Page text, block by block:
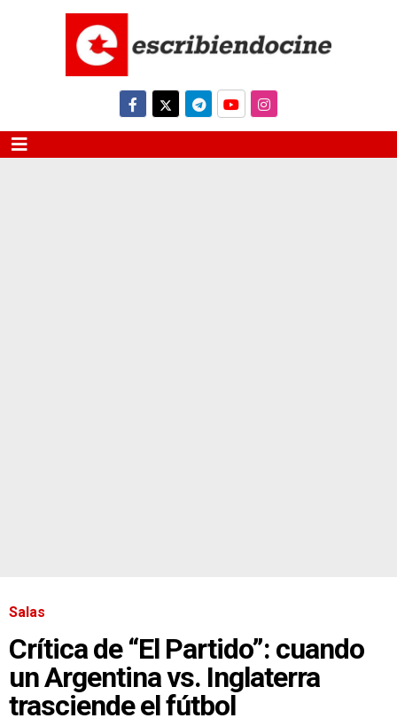
Salas
Crítica de “El Partido”: cuando
un Argentina vs. Inglaterra
trasciende el fútbol